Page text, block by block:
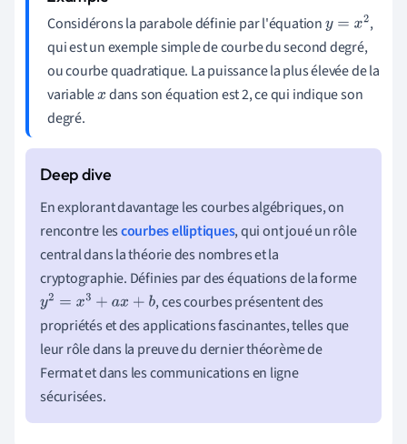
Considérons la parabole définie par l'équationy=x2
,
qui est un exemple simple de courbe du second degré,
ou courbe quadratique. La puissance la plus élevée de la
variablex dans son équation est 2, ce qui indique son
degré.
En explorant davantage les courbes algébriques, on
rencontre lescourbes elliptiques, qui ont joué un rôle
central dans la théorie des nombres et la
cryptographie. Définies par des équations de la forme
y2=x3 +ax +b
, ces courbes présentent des
propriétés et des applications fascinantes, telles que
leur rôle dans la preuve du dernier théorème de
Fermat et dans les communications en ligne
sécurisées.